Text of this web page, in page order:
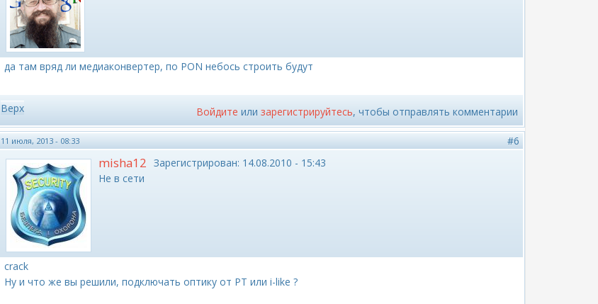
да там вряд ли медиаконвертер, по PON небось строить будут
Верх Войдите или зарегистрируйтесь, чтобы отправлять комментарии
11 июля, 2013 - 08:33 #6
misha12
Не в сети
Зарегистрирован: 14.08.2010 - 15:43
crack
Ну и что же вы решили, подключать оптику от РТ или i-like ?